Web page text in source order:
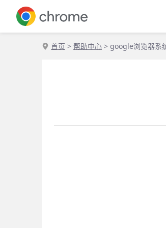
首页 > 帮助中心 > google浏览器系